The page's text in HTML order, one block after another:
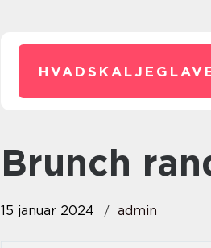
brunch
15 januar 2024 admin